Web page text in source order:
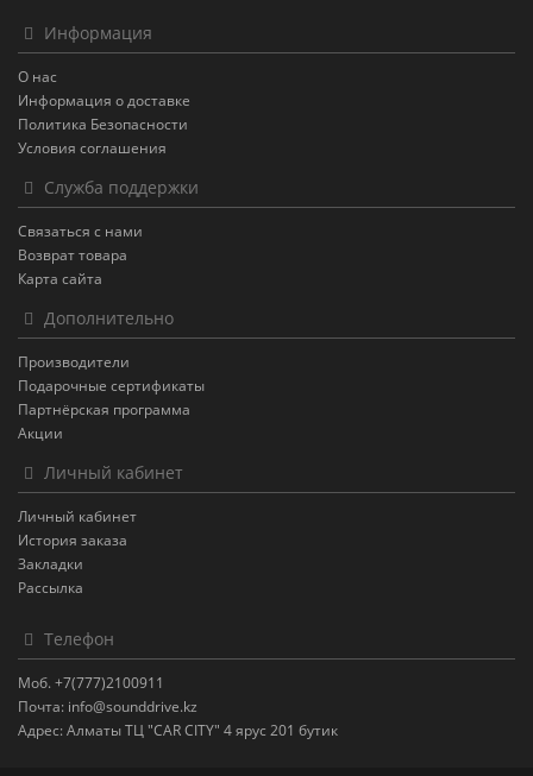
Информация
О нас
Информация о доставке
Политика Безопасности
Условия соглашения
Служба поддержки
Связаться с нами
Возврат товара
Карта сайта
Дополнительно
Производители
Подарочные сертификаты
Партнёрская программа
Акции
Личный кабинет
Личный кабинет
История заказа
Закладки
Рассылка
Телефон
Моб. +7(777)2100911
Почта: info@sounddrive.kz
Адрес: Алматы ТЦ "CAR CITY" 4 ярус 201 бутик